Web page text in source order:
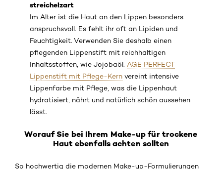
streichelzart
Im Alter ist die Haut an den Lippen besonders
anspruchsvoll. Es fehlt ihr oft an Lipiden und
Feuchtigkeit. Verwenden Sie deshalb einen
pflegenden Lippenstift mit reichhaltigen
Inhaltsstoffen, wie Jojobaöl. AGE PERFECT
Lippenstift mit Pflege-Kern vereint intensive
Lippenfarbe mit Pflege, was die Lippenhaut
hydratisiert, nährt und natürlich schön aussehen
lässt.
Worauf Sie bei Ihrem Make-up für trockene
Haut ebenfalls achten sollten
So hochwertig die modernen Make-up-Formulierungen